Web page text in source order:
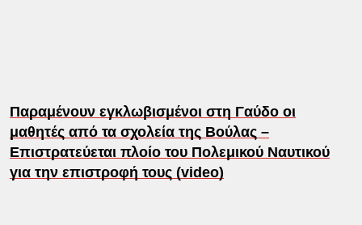
Παραμένουν εγκλωβισμένοι στη Γαύδο οι
μαθητές από τα σχολεία της Βούλας –
Επιστρατεύεται πλοίο του Πολεμικού Ναυτικού
για την επιστροφή τους (video)